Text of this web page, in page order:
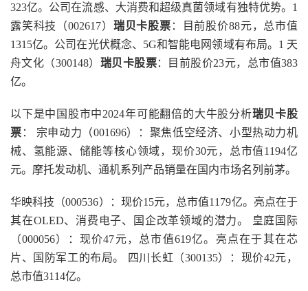
323亿。公司在流感、大消费和超级真菌领域有独特优势。1
露笑科技（002617） 瑞贝卡股票 ：目前股价88元，总市值
1315亿。公司在光伏概念、5G和智能电网领域有布局。1 天
舟文化（300148） 瑞贝卡股票：目前股价23元，总市值383
亿。
以下是中国股市中2024年可能翻倍的大牛股分析瑞贝卡股
票 ： 宗申动力（001696）：聚焦低空经济、小型热动力机
械、氢能源、储能等核心领域，现价30元，总市值1194亿
元。摩托发动机、通机系列产品销量在国内市场名列前茅。
华映科技（000536）：现价15元，总市值1179亿。亮点在于
其在OLED、消费电子、国企改革领域的潜力。 皇庭国际
（000056）：现价47元，总市值619亿。亮点在于其在芯
片、国防军工的布局。 四川长虹（300135）：现价42元，
总市值3114亿。